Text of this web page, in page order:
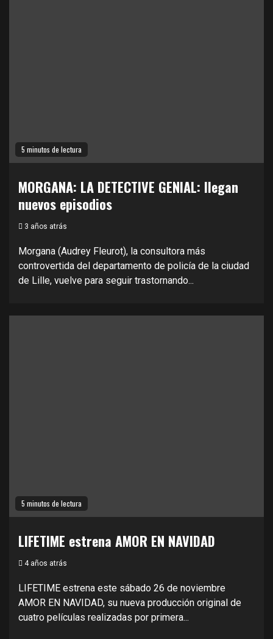
5 minutos de lectura
MORGANA: LA DETECTIVE GENIAL: llegan
nuevos episodios
3 años atrás
Morgana (Audrey Fleurot), la consultora más
controvertida del departamento de policía de la ciudad
de Lille, vuelve para seguir trastornando...
5 minutos de lectura
LIFETIME estrena AMOR EN NAVIDAD
4 años atrás
LIFETIME estrena este sábado 26 de noviembre
AMOR EN NAVIDAD, su nueva producción original de
cuatro películas realizadas por primera...